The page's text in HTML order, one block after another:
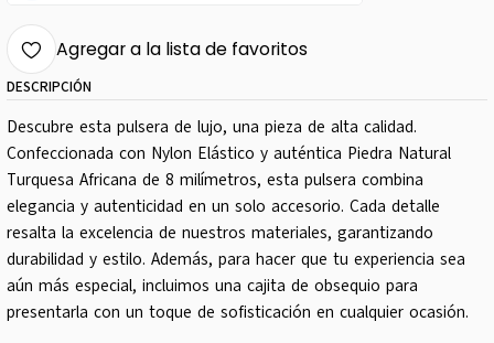
Agregar a la lista de favoritos
DESCRIPCIÓN
Descubre esta pulsera de lujo, una pieza de alta calidad.
Confeccionada con Nylon Elástico y auténtica Piedra Natural
Turquesa Africana de 8 milímetros, esta pulsera combina
elegancia y autenticidad en un solo accesorio. Cada detalle
resalta la excelencia de nuestros materiales, garantizando
durabilidad y estilo. Además, para hacer que tu experiencia sea
aún más especial, incluimos una cajita de obsequio para
presentarla con un toque de sofisticación en cualquier ocasión.